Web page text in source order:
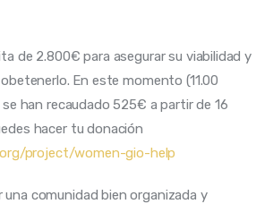
de 2.800€ para asegurar su viabilidad y
En este momento (11.00
se han recaudado 525€ a partir de 16
hacer tu donación
project/women-gio-help
una comunidad bien organizada y